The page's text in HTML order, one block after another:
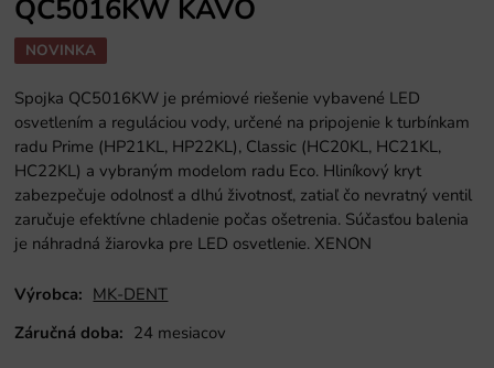
QC5016KW KAVO
NOVINKA
Spojka QC5016KW je prémiové riešenie vybavené LED
osvetlením a reguláciou vody, určené na pripojenie k turbínkam
radu Prime (HP21KL, HP22KL), Classic (HC20KL, HC21KL,
HC22KL) a vybraným modelom radu Eco. Hliníkový kryt
zabezpečuje odolnosť a dlhú životnosť, zatiaľ čo nevratný ventil
zaručuje efektívne chladenie počas ošetrenia. Súčasťou balenia
je náhradná žiarovka pre LED osvetlenie. XENON
Výrobca: MK-DENT
Záručná doba: 24 mesiacov